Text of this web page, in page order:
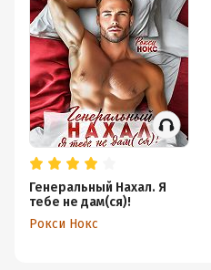
Генеральный Нахал. Я
тебе не дам(ся)!
Рокси Нокс